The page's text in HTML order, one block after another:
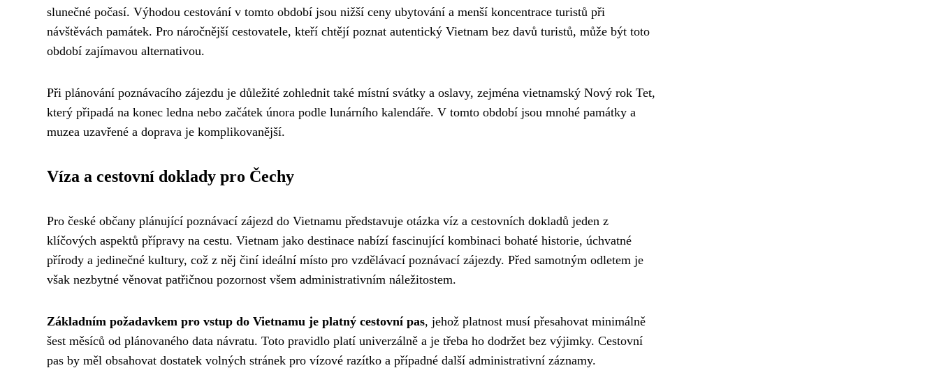
slunečné počasí. Výhodou cestování v tomto období jsou nižší ceny ubytování a menší koncentrace turistů při
návštěvách památek. Pro náročnější cestovatele, kteří chtějí poznat autentický Vietnam bez davů turistů, může být toto
období zajímavou alternativou.
Při plánování poznávacího zájezdu je důležité zohlednit také místní svátky a oslavy, zejména vietnamský Nový rok Tet,
který připadá na konec ledna nebo začátek února podle lunárního kalendáře. V tomto období jsou mnohé památky a
muzea uzavřené a doprava je komplikovanější.
Víza a cestovní doklady pro Čechy
Pro české občany plánující poznávací zájezd do Vietnamu představuje otázka víz a cestovních dokladů jeden z
klíčových aspektů přípravy na cestu. Vietnam jako destinace nabízí fascinující kombinaci bohaté historie, úchvatné
přírody a jedinečné kultury, což z něj činí ideální místo pro vzdělávací poznávací zájezdy. Před samotným odletem je
však nezbytné věnovat patřičnou pozornost všem administrativním náležitostem.
Základním požadavkem pro vstup do Vietnamu je platný cestovní pas, jehož platnost musí přesahovat minimálně
šest měsíců od plánovaného data návratu. Toto pravidlo platí univerzálně a je třeba ho dodržet bez výjimky. Cestovní
pas by měl obsahovat dostatek volných stránek pro vízové razítko a případné další administrativní záznamy.